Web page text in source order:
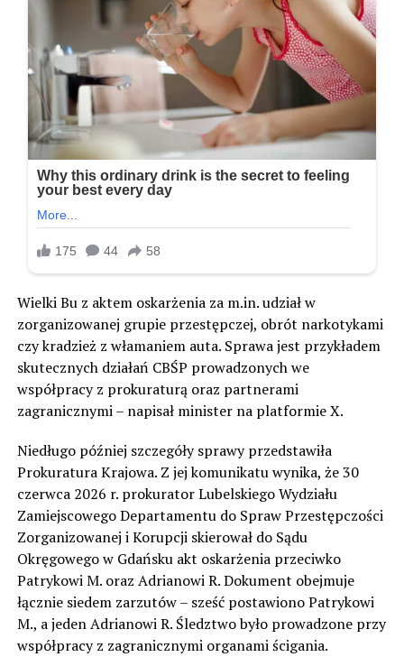
Wielki Bu z aktem oskarżenia za m.in. udział w
zorganizowanej grupie przestępczej, obrót narkotykami
czy kradzież z włamaniem auta. Sprawa jest przykładem
skutecznych działań CBŚP prowadzonych we
współpracy z prokuraturą oraz partnerami
zagranicznymi – napisał minister na platformie X.
Niedługo później szczegóły sprawy przedstawiła
Prokuratura Krajowa. Z jej komunikatu wynika, że 30
czerwca 2026 r. prokurator Lubelskiego Wydziału
Zamiejscowego Departamentu do Spraw Przestępczości
Zorganizowanej i Korupcji skierował do Sądu
Okręgowego w Gdańsku akt oskarżenia przeciwko
Patrykowi M. oraz Adrianowi R. Dokument obejmuje
łącznie siedem zarzutów – sześć postawiono Patrykowi
M., a jeden Adrianowi R. Śledztwo było prowadzone przy
współpracy z zagranicznymi organami ścigania.